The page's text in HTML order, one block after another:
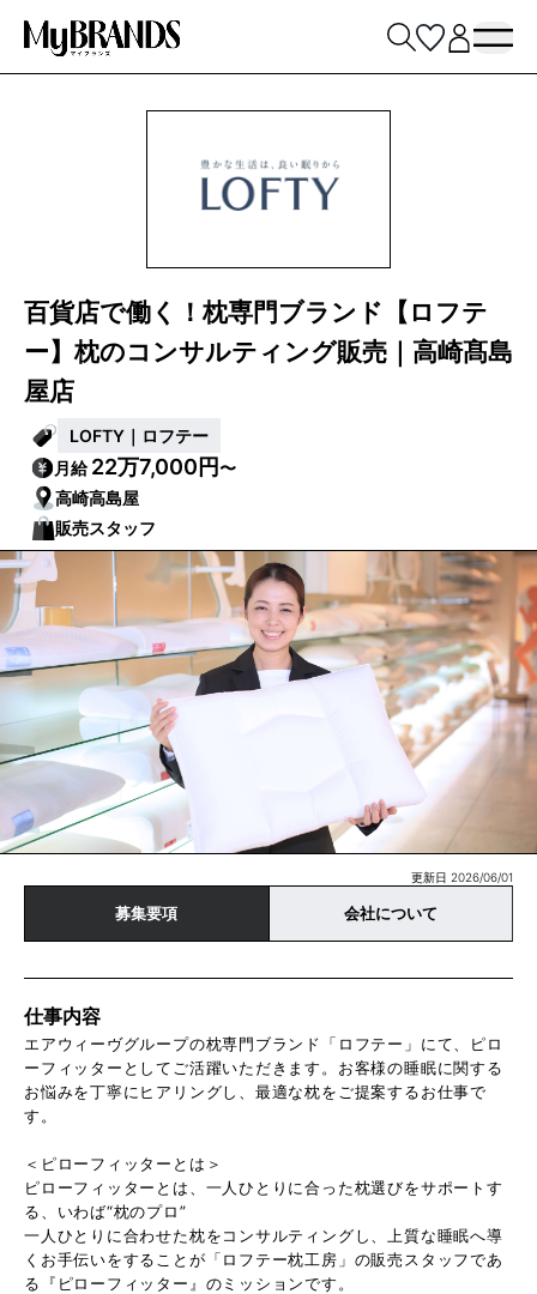
百貨店で働く！枕専門ブランド【ロフテ
ー】枕のコンサルティング販売｜高崎髙島
屋店
LOFTY｜ロフテー
月給22万7,000円〜
高崎高島屋
販売スタッフ
更新日 2026/06/01
募集要項 会社について
仕事内容
エアウィーヴグループの枕専門ブランド「ロフテー」にて、ピロ
ーフィッターとしてご活躍いただきます。お客様の睡眠に関する
お悩みを丁寧にヒアリングし、最適な枕をご提案するお仕事で
す。
＜ピローフィッターとは＞
ピローフィッターとは、一人ひとりに合った枕選びをサポートす
る、いわば“枕のプロ”
一人ひとりに合わせた枕をコンサルティングし、上質な睡眠へ導
くお手伝いをすることが「ロフテー枕工房」の販売スタッフであ
る『ピローフィッター』のミッションです。